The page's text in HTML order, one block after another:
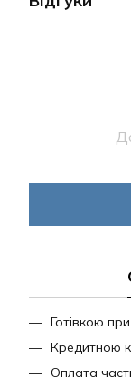
Готівкою
Кредитною
Оплата